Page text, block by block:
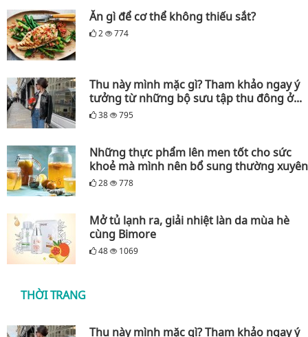
Ăn gì để cơ thể không thiếu sắt?
2 774
Thu này mình mặc gì? Tham khảo ngay ý
tưởng từ những bộ sưu tập thu đông ở...
38 795
Những thực phẩm lên men tốt cho sức
khoẻ mà mình nên bổ sung thường xuyên
28 778
Mở tủ lạnh ra, giải nhiệt làn da mùa hè
cùng Bimore
48 1069
THỜI TRANG
Thu này mình mặc gì? Tham khảo ngay ý